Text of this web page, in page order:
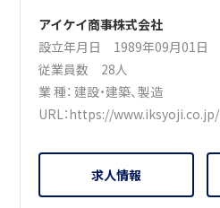
アイケイ商事株式会社
設立年月日 1989年09月01日
従業員数 28人
業 種：建設・建築、製造
URL：https://www.iksyoji.co.jp/
求人情報